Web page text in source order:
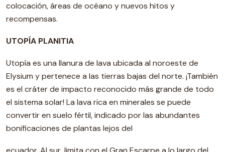
colocación, áreas de océano y nuevos hitos y
recompensas.
UTOPÍA PLANITIA
Utopía es una llanura de lava ubicada al noroeste de
Elysium y pertenece a las tierras bajas del norte. ¡También
es el cráter de impacto reconocido más grande de todo
el sistema solar! La lava rica en minerales se puede
convertir en suelo fértil, indicado por las abundantes
bonificaciones de plantas lejos del